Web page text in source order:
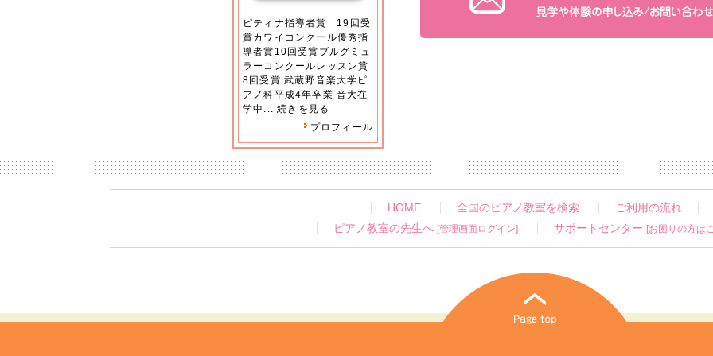
ピティナ指導者賞 19回受
賞カワイコンクール優秀指
導者賞10回受賞ブルグミュ
ラーコンクールレッスン賞
8回受賞 武蔵野音楽大学ピ
アノ科平成4年卒業 音大在
学中...続きを見る
プロフィール
HOME 全国のピアノ教室を検索
ご利用の流れ
ピアノ教室の先生へ [管理画面ログイン] サポートセンター [お困りの方は